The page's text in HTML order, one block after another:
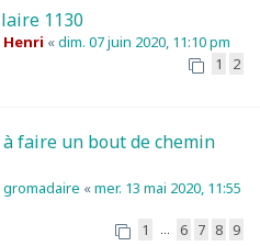
1130
Henri «dim. 07 juin 2020, 11:10 pm
1 2
faire un bout de chemin
gromadaire «mer. 13 mai 2020, 11:55
1 … 6 7 8 9